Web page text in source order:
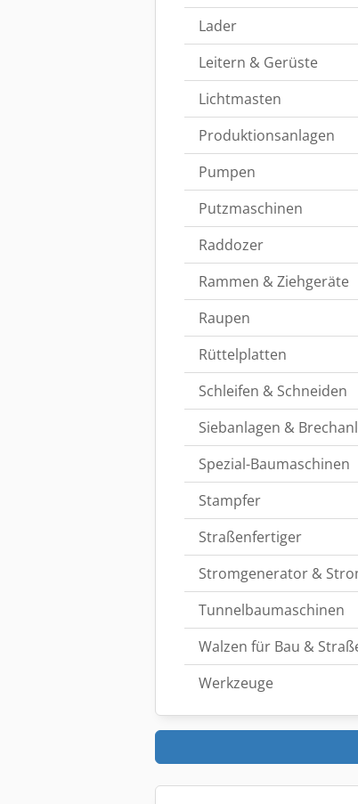
Lader
Leitern & Gerüste
Lichtmasten
Produktionsanlagen
Pumpen
Putzmaschinen
Raddozer
Rammen & Ziehgeräte
Raupen
Rüttelplatten
Schleifen & Schneiden
Siebanlagen &
Spezial-Baumaschinen
Stampfer
Straßenfertiger
Stromgenerator &
Tunnelbaumaschinen
Walzen für Bau &
Werkzeuge